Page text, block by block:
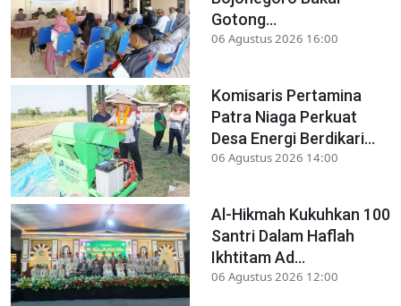
Gotong...
06 Agustus 2026 16:00
Komisaris Pertamina
Patra Niaga Perkuat
Desa Energi Berdikari...
06 Agustus 2026 14:00
Al-Hikmah Kukuhkan 100
Santri Dalam Haflah
Ikhtitam Ad...
06 Agustus 2026 12:00